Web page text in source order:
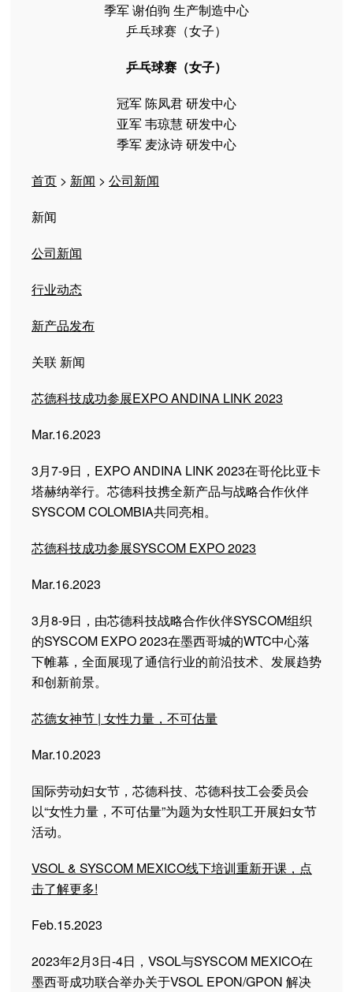
季军 谢伯驹 生产制造中心
乒乓球赛（女子）
乒乓球赛（女子）
冠军 陈凤君 研发中心
亚军 韦琼慧 研发中心
季军 麦泳诗 研发中心
首页 > 新闻 > 公司新闻
新闻
公司新闻
行业动态
新产品发布
关联 新闻
芯德科技成功参展EXPO ANDINA LINK 2023
Mar.16.2023
3月7-9日，EXPO ANDINA LINK 2023在哥伦比亚卡
塔赫纳举行。芯德科技携全新产品与战略合作伙伴
SYSCOM COLOMBIA共同亮相。
芯德科技成功参展SYSCOM EXPO 2023
Mar.16.2023
3月8-9日，由芯德科技战略合作伙伴SYSCOM组织
的SYSCOM EXPO 2023在墨西哥城的WTC中心落
下帷幕，全面展现了通信行业的前沿技术、发展趋势
和创新前景。
芯德女神节 | 女性力量，不可估量
Mar.10.2023
国际劳动妇女节，芯德科技、芯德科技工会委员会
以“女性力量，不可估量”为题为女性职工开展妇女节
活动。
VSOL & SYSCOM MEXICO线下培训重新开课，点
击了解更多!
Feb.15.2023
2023年2月3日-4日，VSOL与SYSCOM MEXICO在
墨西哥成功联合举办关于VSOL EPON/GPON 解决